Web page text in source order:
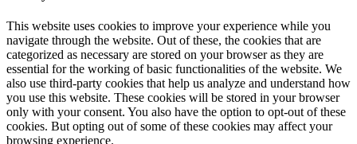
This website uses cookies to improve your experience while you
navigate through the website. Out of these, the cookies that are
categorized as necessary are stored on your browser as they are
essential for the working of basic functionalities of the website. We
also use third-party cookies that help us analyze and understand how
you use this website. These cookies will be stored in your browser
only with your consent. You also have the option to opt-out of these
cookies. But opting out of some of these cookies may affect your
browsing experience.